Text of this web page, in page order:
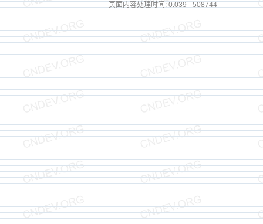
页面内容处理时间: 0.039 - 508744